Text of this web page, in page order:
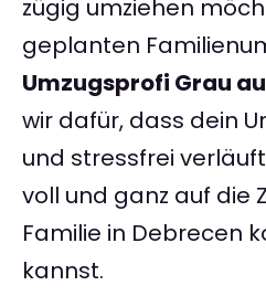
zügig umziehen
geplanten
Umzugsprofi Grau
wir dafür, dass dein
und stressfrei
voll und ganz auf die
Familie in Debrecen
kannst.